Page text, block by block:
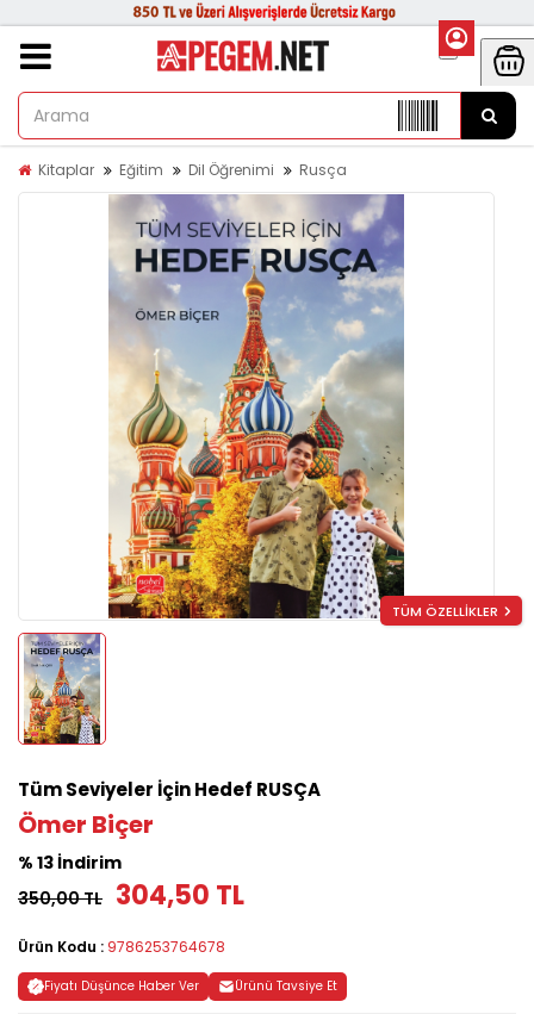
Kitaplar Eğitim Dil Öğrenimi Rusça
TÜM ÖZELLİKLER
Tüm Seviyeler İçin Hedef RUSÇA
Ömer Biçer
% 13 İndirim
350,00 TL 304,50 TL
Ürün Kodu : 9786253764678
Fiyatı Düşünce Haber Ver Ürünü Tavsiye Et